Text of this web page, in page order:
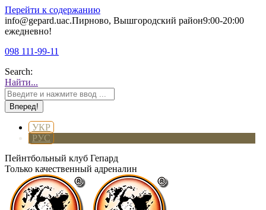
Перейти к содержанию
info@gepard.uaс.Пирново, Вышгородский район9:00-20:00
ежедневно!
098 111-99-11
Search:
Найти...
УКР
РУС
Пейнтбольный клуб Гепард
Только качественный адреналин